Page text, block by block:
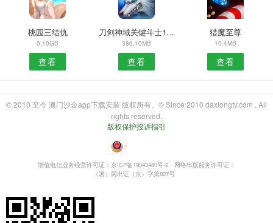
桃园三结仇
0.10GB
查看
刀剑神域关键斗士1.6.5
386.10MB
查看
猎魔至尊
10.4MB
查看
© 2010 至今 澳门沙金app下载安装 版权所有。© Since 2010 daxiongtv.com . All
rights reserved.
版权保护投诉指引
・
增值电信业务经营许可证：京ICP备19043480号-2
网络出版服务许可证：
（署）网出证（京）字第827号